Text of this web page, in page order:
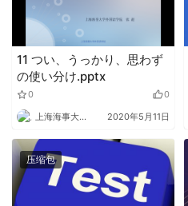
11 つい、うっかり、思わず
の使い分け.pptx
0 0
上海海事大学外语 2020年5月11日
压缩包